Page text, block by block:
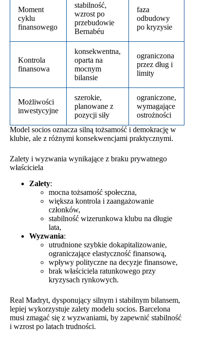
Moment
cyklu
finansowego
stabilność,
wzrost po
przebudowie
Bernabéu
faza
odbudowy
po kryzysie
Kontrola
finansowa
konsekwentna,
oparta na
mocnym
bilansie
ograniczona
przez dług i
limity
Możliwości
inwestycyjne
szerokie,
planowane z
pozycji siły
ograniczone,
wymagające
ostrożności
Model socios oznacza silną tożsamość i demokrację w
klubie, ale z różnymi konsekwencjami praktycznymi.
Zalety i wyzwania wynikające z braku prywatnego
właściciela
Zalety:
mocna tożsamość społeczna,
większa kontrola i zaangażowanie
członków,
stabilność wizerunkowa klubu na długie
lata,
Wyzwania:
utrudnione szybkie dokapitalizowanie,
ograniczające elastyczność finansową,
wpływy polityczne na decyzje finansowe,
brak właściciela ratunkowego przy
kryzysach rynkowych.
Real Madryt, dysponujący silnym i stabilnym bilansem,
lepiej wykorzystuje zalety modelu socios. Barcelona
musi zmagać się z wyzwaniami, by zapewnić stabilność
i wzrost po latach trudności.